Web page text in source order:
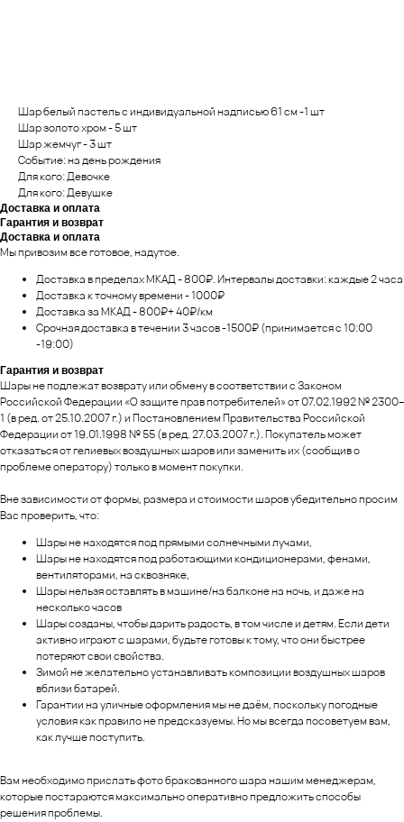
Шар белый пастель с индивидуальной надписью 61 см -1 шт
Шар золото хром - 5 шт
Шар жемчуг - 3 шт
Событие: на день рождения
Для кого: Девочке
Для кого: Девушке
Доставка и оплата
Гарантия и возврат
Доставка и оплата
Мы привозим все готовое, надутое.
Доставка в пределах МКАД - 800₽. Интервалы доставки: каждые 2 часа
Доставка к точному времени - 1000₽
Доставка за МКАД - 800₽+ 40₽/км
Срочная доставка в течении 3 часов -1500₽ (принимается с 10:00
-19:00)
Гарантия и возврат
Шары не подлежат возврату или обмену в соответствии с Законом
Российской Федерации «О защите прав потребителей» от 07.02.1992 № 2300–
1 (в ред. от 25.10.2007 г.) и Постановлением Правительства Российской
Федерации от 19.01.1998 № 55 (в ред. 27.03.2007 г.). Покупатель может
отказаться от гелиевых воздушных шаров или заменить их (сообщив о
проблеме оператору) только в момент покупки.
Вне зависимости от формы, размера и стоимости шаров убедительно просим
Вас проверить, что:
Шары не находятся под прямыми солнечными лучами,
Шары не находятся под работающими кондиционерами, фенами,
вентиляторами, на сквозняке,
Шары нельзя оставлять в машине/на балконе на ночь, и даже на
несколько часов
Шары созданы, чтобы дарить радость, в том числе и детям. Если дети
активно играют с шарами, будьте готовы к тому, что они быстрее
потеряют свои свойства.
Зимой не желательно устанавливать композиции воздушных шаров
вблизи батарей.
Гарантии на уличные оформления мы не даём, поскольку погодные
условия как правило не предсказуемы. Но мы всегда посоветуем вам,
как лучше поступить.
Вам необходимо прислать фото бракованного шара нашим менеджерам,
которые постараются максимально оперативно предложить способы
решения проблемы.